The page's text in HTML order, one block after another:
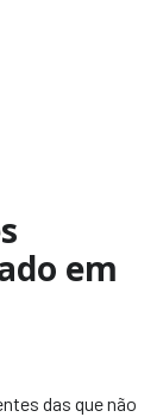
em
das que não